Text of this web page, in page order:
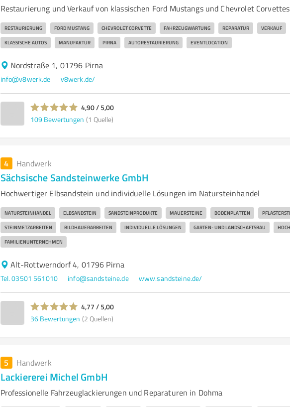
Restaurierung und Verkauf von klassischen Ford Mustangs und Chevrolet Corvettes
RESTAURIERUNG FORD MUSTANG CHEVROLET CORVETTE FAHRZEUGWARTUNG REPARATUR VERKAUF
KLASSISCHE AUTOS MANUFAKTUR PIRNA AUTORESTAURIERUNG EVENTLOCATION
Nordstraße 1, 01796 Pirna
info@v8werk.de v8werk.de/
4,90 / 5,00
109 Bewertungen (1 Quelle)
4 Handwerk
Sächsische Sandsteinwerke GmbH
Hochwertiger Elbsandstein und individuelle Lösungen im Natursteinhandel
NATURSTEINHANDEL ELBSANDSTEIN SANDSTEINPRODUKTE MAUERSTEINE BODENPLATTEN
STEINMETZARBEITEN BILDHAUERARBEITEN INDIVIDUELLE LÖSUNGEN GARTEN- UND LANDSCHAFTSBAU
FAMILIENUNTERNEHMEN
Alt-Rottwerndorf 4, 01796 Pirna
Tel. 03501 561010 info@sandsteine.de www.sandsteine.de/
4,77 / 5,00
36 Bewertungen (2 Quellen)
5 Handwerk
Lackiererei Michel GmbH
Professionelle Fahrzeuglackierungen und Reparaturen in Dohma